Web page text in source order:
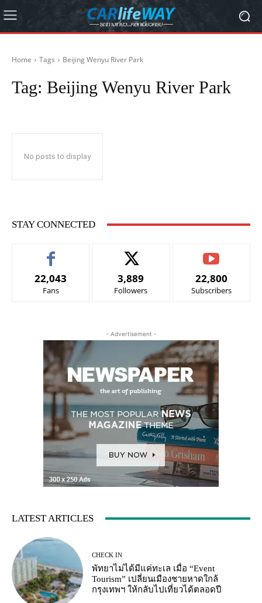
Home Tags Beijing Wenyu River Park
Tag: Beijing Wenyu River Park
No posts to display
STAY CONNECTED
22,043
Fans
3,889
Followers
22,800
Subscribers
- Advertisement -
LATEST ARTICLES
CHECK IN
พัทยาไม่ได้มีแค่ทะเล เมื่อ “Event
Tourism” เปลี่ยนเมืองชายหาดใกล้
กรุงเทพฯ ให้กลับไปเที่ยวได้ตลอดปี